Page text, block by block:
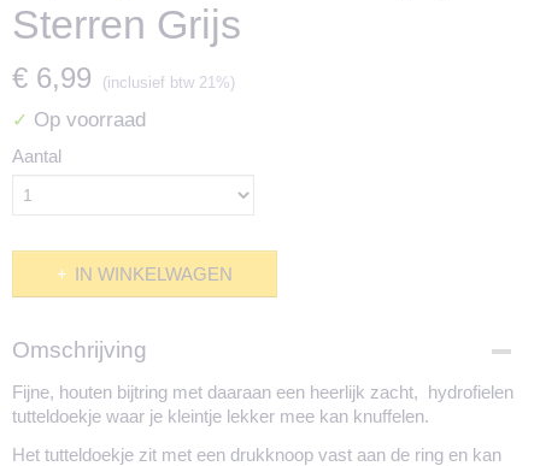
Sterren Grijs
€ 6,99 (inclusief btw 21%)
✓ Op voorraad
Aantal
IN WINKELWAGEN
Omschrijving
Fijne, houten bijtring met daaraan een heerlijk zacht, hydrofielen
tutteldoekje waar je kleintje lekker mee kan knuffelen.
Het tutteldoekje zit met een drukknoop vast aan de ring en kan